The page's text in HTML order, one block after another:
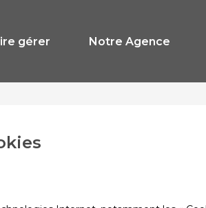
gérer Notre Agence